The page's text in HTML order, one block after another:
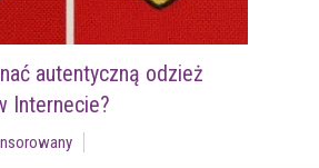
autentyczną odzież
Internecie?